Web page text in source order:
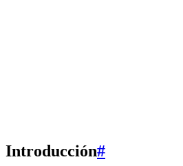
Introducción#